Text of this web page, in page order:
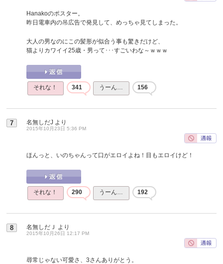
Hanakoのポスター。
昨日電車内の吊広告で発見して、めっちゃ見てしまった。
大人の男なのにこの髪形が似合う事も驚きだけど、
猫よりカワイイ25歳・男って･･･すごいわな～ｗｗｗ
それな！ 341 うーん… 156
7 名無しだJ より
2015年10月23日 5:36 PM
ほんっと、いのちゃんって口がエロイよね！目もエロイけど！
それな！ 290 うーん… 192
8 名無しだＪ より
2015年10月26日 12:17 PM
尋常じゃない可愛さ、3さんありがとう。